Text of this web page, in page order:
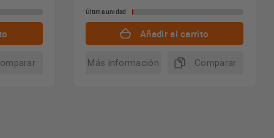
Última unidad
Añadir al carrito
Más información Comparar